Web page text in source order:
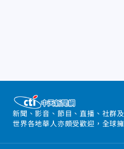
新聞、影音、節目、直播、社群
世界各地華人亦頗受歡迎，全球